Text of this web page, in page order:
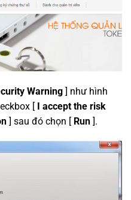
Warning ] như hình
[I accept the risk
] sau đó chọn [ Run ].